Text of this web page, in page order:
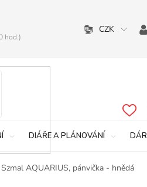
hod.)
CZK
DIÁŘE A PLÁNOVÁNÍ
AQUARIUS, pánvička - hnědá